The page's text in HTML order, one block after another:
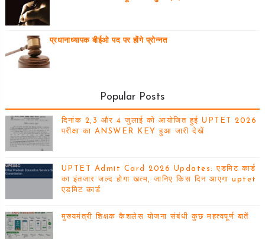
प्रधानाध्यापक बीईओ पद पर होंगे प्रोन्नत
Popular Posts
दिनांक 2,3 और 4 जुलाई को आयोजित हुई UPTET 2026
परीक्षा का ANSWER KEY हुआ जारी देखें
UPTET Admit Card 2026 Updates: एडमिट कार्ड
का इंतजार जल्द होगा खत्म, जानिए किस दिन आएगा uptet
एडमिट कार्ड
मुख्यमंत्री शिक्षक कैशलेस योजना संबंधी कुछ महत्वपूर्ण बातें